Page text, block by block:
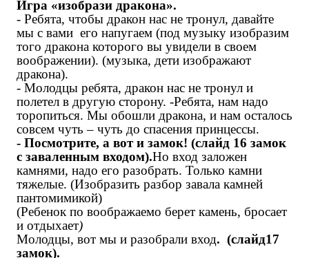
Игра «изобрази дракона».
- Ребята, чтобы дракон нас не тронул, давайте
мы с вами его напугаем (под музыку изобразим
того дракона которого вы увидели в своем
воображении). (музыка, дети изображают
дракона).
- Молодцы ребята, дракон нас не тронул и
полетел в другую сторону. -Ребята, нам надо
торопиться. Мы обошли дракона, и нам осталось
совсем чуть – чуть до спасения принцессы.
- Посмотрите, а вот и замок! (слайд 16 замок
с заваленным входом).Но вход заложен
камнями, надо его разобрать. Только камни
тяжелые. (Изобразить разбор завала камней
пантомимикой)
(Ребенок по воображаемо берет камень, бросает
и отдыхает)
Молодцы, вот мы и разобрали вход. (слайд17
замок).